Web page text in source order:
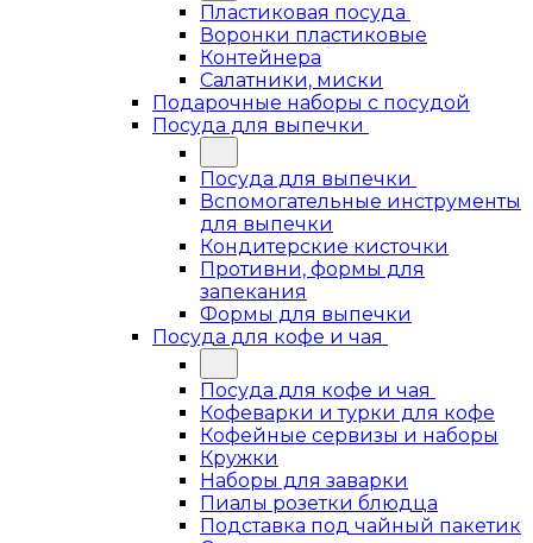
Пластиковая посуда
Воронки пластиковые
Контейнера
Салатники, миски
Подарочные наборы с посудой
Посуда для выпечки
Посуда для выпечки
Вспомогательные инструменты
для выпечки
Кондитерские кисточки
Противни, формы для
запекания
Формы для выпечки
Посуда для кофе и чая
Посуда для кофе и чая
Кофеварки и турки для кофе
Кофейные сервизы и наборы
Кружки
Наборы для заварки
Пиалы розетки блюдца
Подставка под чайный пакетик